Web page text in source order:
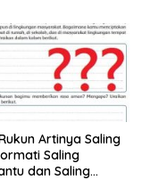
Artinya Saling
Saling
dan Saling